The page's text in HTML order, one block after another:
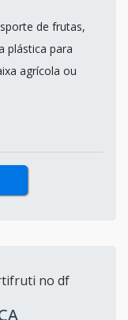
de frutas,
plástica para
agrícola ou